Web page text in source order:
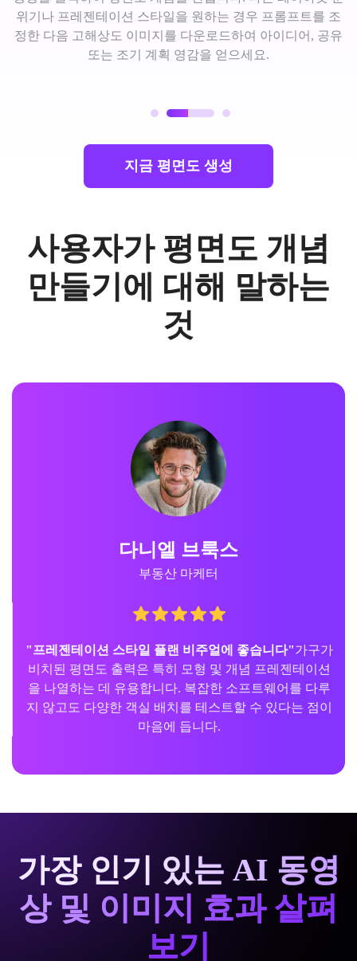
위기나 프레젠테이션 스타일을 원하는 경우 프롬프트를 조
정한 다음 고해상도 이미지를 다운로드하여 아이디어, 공유
또는 조기 계획 영감을 얻으세요.
지금 평면도 생성
사용자가 평면도 개념
만들기에 대해 말하는
것
다니엘 브룩스
부동산 마케터
"프레젠테이션 스타일 플랜 비주얼에 좋습니다"가구가
비치된 평면도 출력은 특히 모형 및 개념 프레젠테이션
을 나열하는 데 유용합니다. 복잡한 소프트웨어를 다루
지 않고도 다양한 객실 배치를 테스트할 수 있다는 점이
마음에 듭니다.
가장 인기 있는 AI 동영
상 및 이미지 효과 살펴
보기